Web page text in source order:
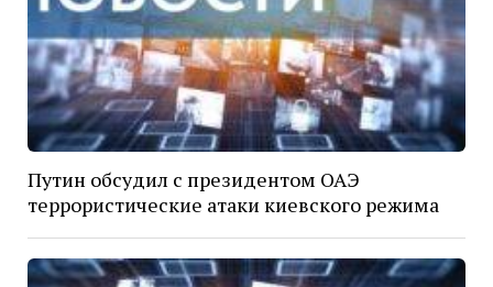
Путин обсудил с президентом ОАЭ
террористические атаки киевского режима